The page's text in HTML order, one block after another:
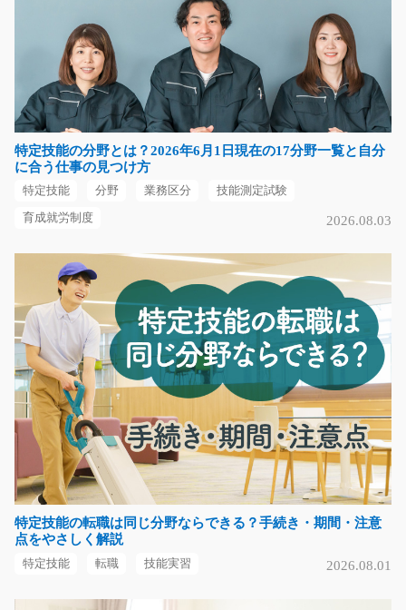
総菜の加工スタッフ/y02_01720
総菜用の野菜やお肉をカットし 串にさす作業や、焼き鳥
のパック詰めをお任…
長期（3ヶ月以上）
時給1,286円
群馬県前橋市
とっても軽いクルマプラ部品のピッキング/i01_01
024
【未経験の方も大歓迎です♪】 クルマ部品に使うプラス
チックやゴム製品を …
長期（3ヶ月以上）
時給1150円
三重県桑名市
気になる
組立スタッフ 半導体製品に部品を付ける！/y08_
00953
付ける作業をお願い…
特定技能の分野とは？2026年6月1日現在の17分野一覧と自分
に合う仕事の見つけ方
特定技能 分野 業務区分 技能測定試験
育成就労制度 2026.08.03
特定技能の転職は同じ分野ならできる？手続き・期間・注意
点をやさしく解説
特定技能 転職 技能実習 2026.08.01